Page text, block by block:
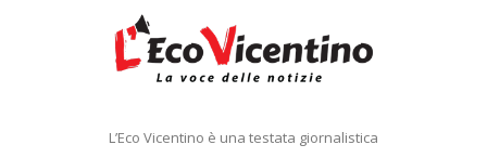
L’Eco Vicentino è una testata giornalistica